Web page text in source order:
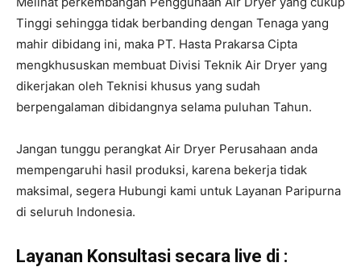
Tinggi sehingga tidak berbanding dengan Tenaga yang
mahir dibidang ini, maka PT. Hasta Prakarsa Cipta
mengkhususkan membuat Divisi Teknik Air Dryer yang
dikerjakan oleh Teknisi khusus yang sudah
berpengalaman dibidangnya selama puluhan Tahun.
Jangan tunggu perangkat Air Dryer Perusahaan anda
mempengaruhi hasil produksi, karena bekerja tidak
maksimal, segera Hubungi kami untuk Layanan Paripurna
di seluruh Indonesia.
Layanan Konsultasi secara live di :